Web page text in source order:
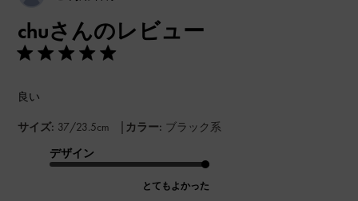
chuさんのレビュー
良い
サイズ: 37/23.5cm | カラー: ブラック系
デザイン
とてもよかった